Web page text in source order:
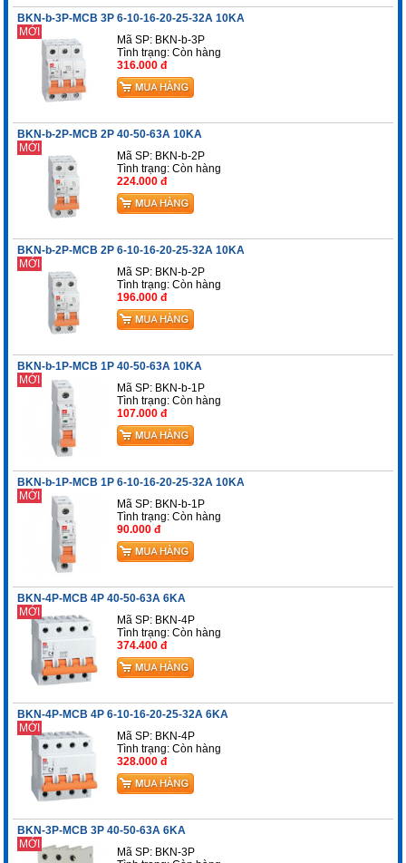
BKN-b-3P-MCB 3P 6-10-16-20-25-32A 10KA
MỚI
Mã SP: BKN-b-3P
Tình trạng:Còn hàng
316.000 đ
BKN-b-2P-MCB 2P 40-50-63A 10KA
MỚI
Mã SP: BKN-b-2P
Tình trạng:Còn hàng
224.000 đ
BKN-b-2P-MCB 2P 6-10-16-20-25-32A 10KA
MỚI
Mã SP: BKN-b-2P
Tình trạng:Còn hàng
196.000 đ
BKN-b-1P-MCB 1P 40-50-63A 10KA
MỚI
Mã SP: BKN-b-1P
Tình trạng:Còn hàng
107.000 đ
BKN-b-1P-MCB 1P 6-10-16-20-25-32A 10KA
MỚI
Mã SP: BKN-b-1P
Tình trạng:Còn hàng
90.000 đ
BKN-4P-MCB 4P 40-50-63A 6KA
MỚI
Mã SP: BKN-4P
Tình trạng:Còn hàng
374.400 đ
BKN-4P-MCB 4P 6-10-16-20-25-32A 6KA
MỚI
Mã SP: BKN-4P
Tình trạng:Còn hàng
328.000 đ
BKN-3P-MCB 3P 40-50-63A 6KA
MỚI
Mã SP: BKN-3P